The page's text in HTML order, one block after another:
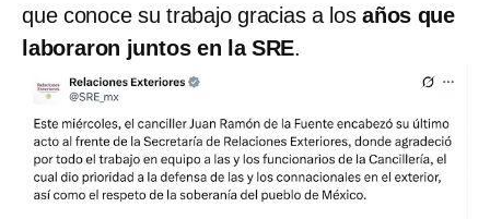
que conoce su trabajo gracias a los años que
laboraron juntos en la SRE.